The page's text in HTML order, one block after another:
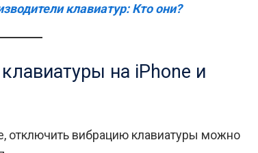
клавиатур: Кто они?
на iPhone и
отключить вибрацию клавиатуры можно